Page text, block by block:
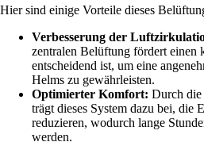
Hier sind einige Vorteile dieses
Verbesserung der
zentralen Belüftung fördert einen
entscheidend ist, um eine
Helms zu gewährleisten.
Optimierter Komfort: Durch die
trägt dieses System dazu bei, die
reduzieren, wodurch lange
werden.